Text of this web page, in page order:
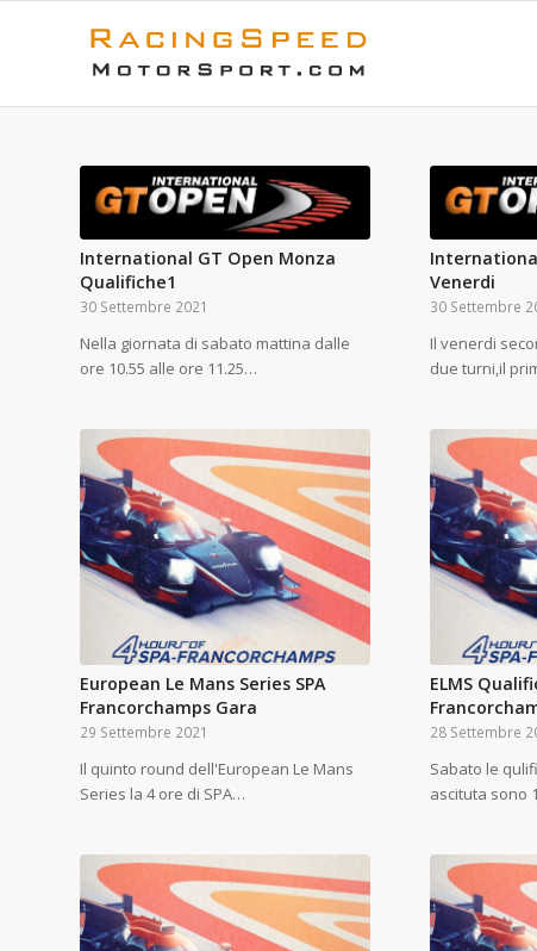
International GT Open Monza
Qualifiche1
30 Settembre 2021
Nella giornata di sabato mattina dalle
ore 10.55 alle ore 11.25…
Venerdi
30 Settembre
Il venerdi
due turni,il
European Le Mans Series SPA
Francorchamps Gara
29 Settembre 2021
Il quinto round dell'European Le Mans
Series la 4 ore di SPA…
ELMS
28 Settembre
Sabato le
ascituta sono